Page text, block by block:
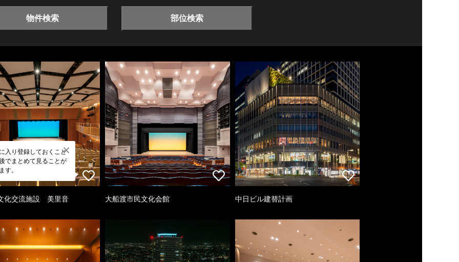
物件検索 部位検索
入り登録しておくこと
でまとめて見ることが
す。
化交流施設 美里音 大船渡市民文化会館 中日ビル建替計画